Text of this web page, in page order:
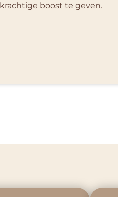
krachtige boost te geven.